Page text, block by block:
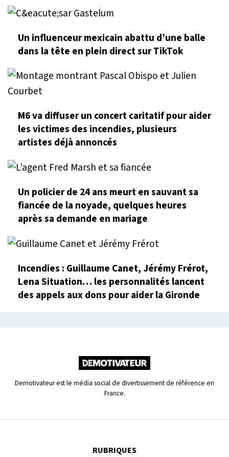
Un influenceur mexicain abattu d’une balle
dans la tête en plein direct sur TikTok
M6 va diffuser un concert caritatif pour aider
les victimes des incendies, plusieurs
artistes déjà annoncés
Un policier de 24 ans meurt en sauvant sa
fiancée de la noyade, quelques heures
après sa demande en mariage
Incendies : Guillaume Canet, Jérémy Frérot,
Lena Situation… les personnalités lancent
des appels aux dons pour aider la Gironde
Demotivateur est le média social de divertissement de référence en
France.
RUBRIQUES